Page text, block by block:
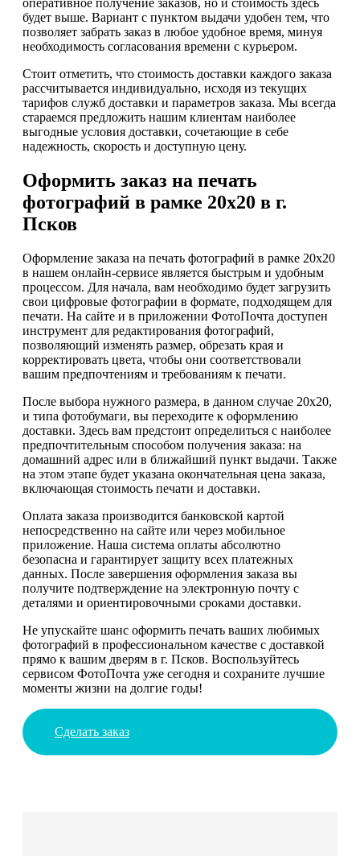
оперативное получение заказов, но и стоимость здесь
будет выше. Вариант с пунктом выдачи удобен тем, что
позволяет забрать заказ в любое удобное время, минуя
необходимость согласования времени с курьером.
Стоит отметить, что стоимость доставки каждого заказа
рассчитывается индивидуально, исходя из текущих
тарифов служб доставки и параметров заказа. Мы всегда
стараемся предложить нашим клиентам наиболее
выгодные условия доставки, сочетающие в себе
надежность, скорость и доступную цену.
Оформить заказ на печать
фотографий в рамке 20х20 в г.
Псков
Оформление заказа на печать фотографий в рамке 20х20
в нашем онлайн-сервисе является быстрым и удобным
процессом. Для начала, вам необходимо будет загрузить
свои цифровые фотографии в формате, подходящем для
печати. На сайте и в приложении ФотоПочта доступен
инструмент для редактирования фотографий,
позволяющий изменять размер, обрезать края и
корректировать цвета, чтобы они соответствовали
вашим предпочтениям и требованиям к печати.
После выбора нужного размера, в данном случае 20х20,
и типа фотобумаги, вы переходите к оформлению
доставки. Здесь вам предстоит определиться с наиболее
предпочтительным способом получения заказа: на
домашний адрес или в ближайший пункт выдачи. Также
на этом этапе будет указана окончательная цена заказа,
включающая стоимость печати и доставки.
Оплата заказа производится банковской картой
непосредственно на сайте или через мобильное
приложение. Наша система оплаты абсолютно
безопасна и гарантирует защиту всех платежных
данных. После завершения оформления заказа вы
получите подтверждение на электронную почту с
деталями и ориентировочными сроками доставки.
Не упускайте шанс оформить печать ваших любимых
фотографий в профессиональном качестве с доставкой
прямо к вашим дверям в г. Псков. Воспользуйтесь
сервисом ФотоПочта уже сегодня и сохраните лучшие
моменты жизни на долгие годы!
Сделать заказ